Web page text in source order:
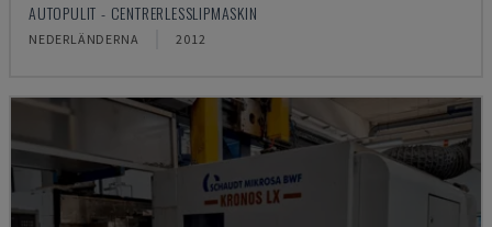
AUTOPULIT - CENTRERLESSLIPMASKIN
NEDERLÄNDERNA 2012